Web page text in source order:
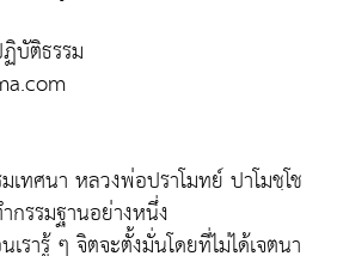
บัติธรรม
เทศนา หลวงพ่อปราโมทย์ ปาโมชฺโช
ำกรรมฐานอย่างหนึ่ง
เรารู้ ๆ จิตจะตั้งมั่นโดยที่ไม่ได้เจตนา